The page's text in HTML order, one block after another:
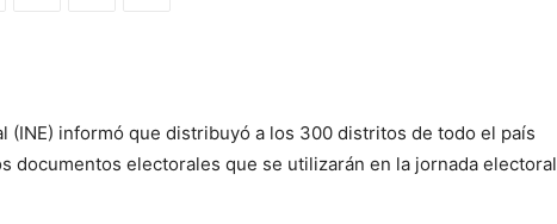
(INE) informó que distribuyó a los 300 distritos de todo el país
documentos electorales que se utilizarán en la jornada electoral